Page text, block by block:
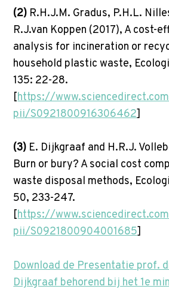
(2) R.H.J.M. Gradus, P.H.L.
R.J.van Koppen (2017), A cost-
analysis for incineration or
household plastic waste,
135: 22-28.
[https://
pii/S0921800916306462]
(3) E. Dijkgraaf and H.R.J.
Burn or bury? A social cost
waste disposal methods,
50, 233-247.
[https://
pii/S0921800904001685]
Download de Presentatie prof.
Dijkgraaf behorend bij het 1e